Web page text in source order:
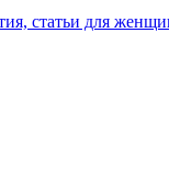
статьи для